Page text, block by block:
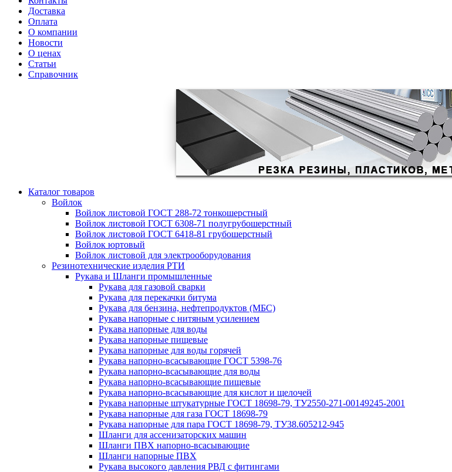
Доставка
Оплата
О компании
Новости
О ценах
Статьи
Справочник
Каталог товаров
Войлок
Войлок листовой ГОСТ 288-72 тонкошерстный
Войлок листовой ГОСТ 6308-71 полугрубошерстный
Войлок листовой ГОСТ 6418-81 грубошерстный
Войлок юртовый
Войлок листовой для электрооборудования
Резинотехнические изделия РТИ
Рукава и Шланги промышленные
Рукава для газовой сварки
Рукава для перекачки битума
Рукава для бензина, нефтепродуктов (МБС)
Рукава напорные с нитяным усилением
Рукава напорные для воды
Рукава напорные пищевые
Рукава напорные для воды горячей
Рукава напорно-всасывающие ГОСТ 5398-76
Рукава напорно-всасывающие для воды
Рукава напорно-всасывающие пищевые
Рукава напорно-всасывающие для кислот и щелочей
Рукава напорные штукатурные ГОСТ 18698-79, ТУ2550-271-00149245-2001
Рукава напорные для газа ГОСТ 18698-79
Рукава напорные для пара ГОСТ 18698-79, ТУ38.605212-945
Шланги для ассенизаторских машин
Шланги ПВХ напорно-всасывающие
Шланги напорные ПВХ
Рукава высокого давления РВД с фитингами